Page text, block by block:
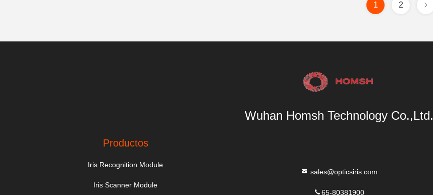
1 2
Wuhan Homsh Technology Co.,Ltd.
Productos
Iris Recognition Module
Iris Scanner Module
sales@opticsiris.com
65-80381900